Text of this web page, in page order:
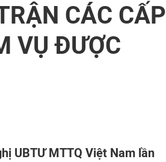
CÁC CẤP
VỤ ĐƯỢC
UBTƯ MTTQ Việt Nam lần